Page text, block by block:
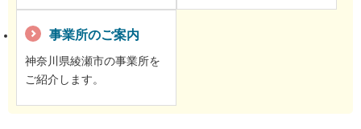
事業所のご案内
神奈川県綾瀬市の事業所を
ご紹介します。